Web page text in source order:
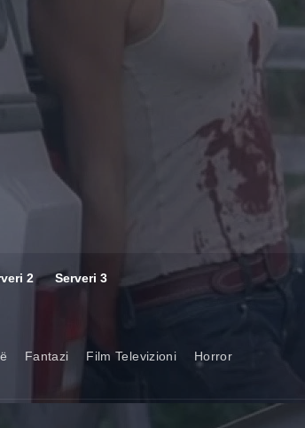
2 Serveri 3
Fantazi Film Televizioni Horror